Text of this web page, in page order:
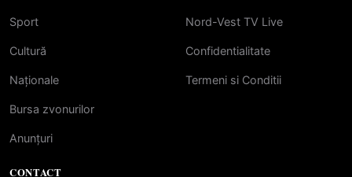
Sport
Cultură
Naționale
Bursa zvonurilor
Anunțuri
Nord-Vest TV Live
Confidentialitate
Termeni si Conditii
CONTACT